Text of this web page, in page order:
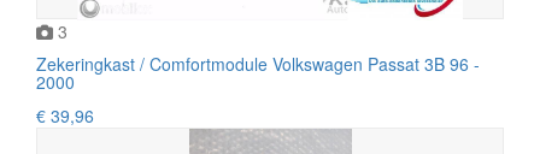
3
Zekeringkast / Comfortmodule Volkswagen Passat 3B 96 -
2000
€ 39,96